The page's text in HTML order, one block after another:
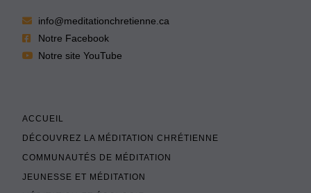
info@meditationchretienne.ca
Notre Facebook
Notre site YouTube
ACCUEIL
DÉCOUVREZ LA MÉDITATION CHRÉTIENNE
COMMUNAUTÉS DE MÉDITATION
JEUNESSE ET MÉDITATION